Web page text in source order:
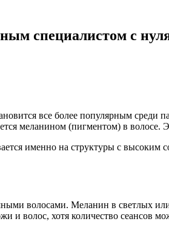
специалистом с
все более популярным среди
меланином (пигментом) в
именно на структуры с
волосами. Меланин в светлых или
и волос, хотя количество сеансов